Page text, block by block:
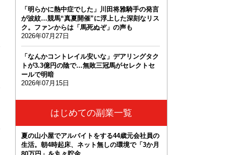
「明らかに熱中症でした」川田将雅騎手の発言
が波紋…競馬“真夏開催”に浮上した深刻なリス
ク。ファンからは「馬死ぬぞ」の声も
2026年07月27日
「なんかコントレイル安いな」デアリングタク
トが3.3億円の陰で…無敗三冠馬がセレクトセ
ールで明暗
2026年07月15日
はじめての副業一覧
夏の山小屋でアルバイトをする44歳元会社員の
生活。朝4時起床、ネット無しの環境で「3か月